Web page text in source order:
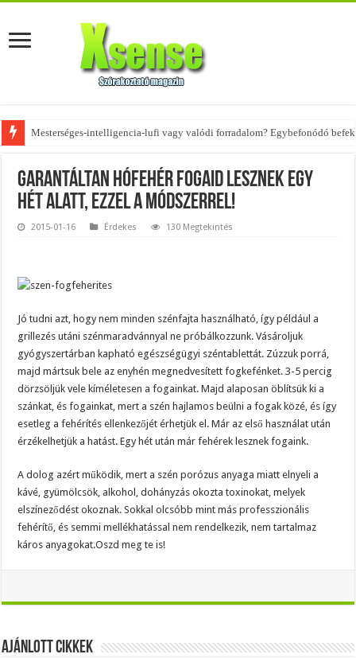
Mesterséges-intelligencia-lufi vagy valódi forradalom? Egybefonódó
Az övtáskák továbbra is trendik – nézd meg, milyen stílusokhoz illenek!
Garantáltan hófehér fogaid lesznek egy
hét alatt, ezzel a módszerrel!
2015-01-16 Érdekes 130 Megtekintés
Jó tudni azt, hogy nem minden szénfajta használható, így például a
grillezés utáni szénmaradvánnyal ne próbálkozzunk. Vásároljuk
gyógyszertárban kapható egészségügyi széntablettát. Zúzzuk porrá,
majd mártsuk bele az enyhén megnedvesített fogkefénket. 3-5 percig
dörzsöljük vele kíméletesen a fogainkat. Majd alaposan öblítsük ki a
szánkat, és fogainkat, mert a szén hajlamos beülni a fogak közé, és így
esetleg a fehérítés ellenkezőjét érhetjük el. Már az első használat után
érzékelhetjük a hatást. Egy hét után már fehérek lesznek fogaink.
A dolog azért működik, mert a szén porózus anyaga miatt elnyeli a
kávé, gyümölcsök, alkohol, dohányzás okozta toxinokat, melyek
elszíneződést okoznak. Sokkal olcsóbb mint más professzionális
fehérítő, és semmi mellékhatással nem rendelkezik, nem tartalmaz
káros anyagokat.Oszd meg te is!
Ajánlott Cikkek